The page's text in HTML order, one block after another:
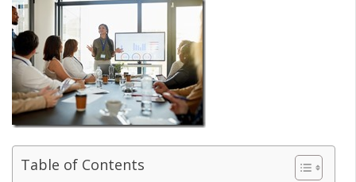
Table of Contents